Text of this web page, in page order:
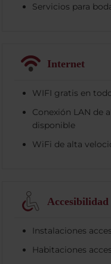
Servicios para
Internet
WIFI gratis en
Conexión LAN de
disponible
WiFi de alta
Accesibilidad
Instalaciones
Habitaciones